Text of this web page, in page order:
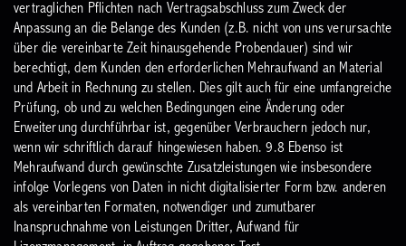
vertraglichen Pflichten nach Vertragsabschluss zum Zweck der
Anpassung an die Belange des Kunden (z.B. nicht von uns verursachte
über die vereinbarte Zeit hinausgehende Probendauer) sind wir
berechtigt, dem Kunden den erforderlichen Mehraufwand an Material
und Arbeit in Rechnung zu stellen. Dies gilt auch für eine umfangreiche
Prüfung, ob und zu welchen Bedingungen eine Änderung oder
Erweiterung durchführbar ist, gegenüber Verbrauchern jedoch nur,
wenn wir schriftlich darauf hingewiesen haben. 9.8 Ebenso ist
Mehraufwand durch gewünschte Zusatzleistungen wie insbesondere
infolge Vorlegens von Daten in nicht digitalisierter Form bzw. anderen
als vereinbarten Formaten, notwendiger und zumutbarer
Inanspruchnahme von Leistungen Dritter, Aufwand für